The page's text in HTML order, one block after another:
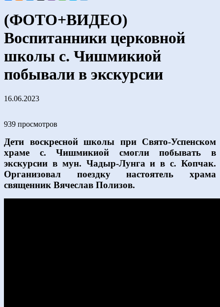
(ФОТО+ВИДЕО)
Воспитанники церковной
школы с. Чишмикиой
побывали в экскурсии
16.06.2023
939 просмотров
Дети воскресной школы при Свято-Успенском
храме с. Чишмикиой смогли побывать в
экскурсии в мун. Чадыр-Лунга и в с. Копчак.
Организовал поездку настоятель храма
священник Вячеслав Полизов.